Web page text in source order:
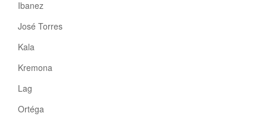
Ibanez
José Torres
Kala
Kremona
Lag
Ortéga